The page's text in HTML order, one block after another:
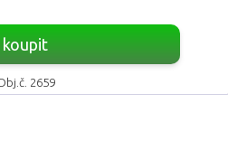
koupit
2659